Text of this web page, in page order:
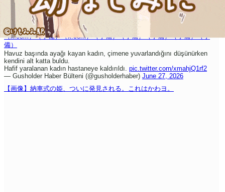
（x.com）（予備）（x.com）（予備）（予備） （予備）（予備）（予
備）
Havuz başında ayağı kayan kadın, çimene yuvarlandığını düşünürken
kendini alt katta buldu.
Hafif yaralanan kadın hastaneye kaldırıldı. pic.twitter.com/xmahjQ1rf2
— Gusholder Haber Bülteni (@gusholderhaber) June 27, 2026
【画像】納車式の姫、ついに発見される。これはかわヨ。